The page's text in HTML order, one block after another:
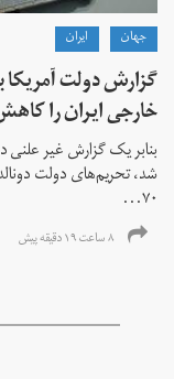
جهان ايران
خارجی ایران را
بنابر یک گزارش غیر علنی
۷۰...
۸ ساعت ۱۹ دقیقه پیش